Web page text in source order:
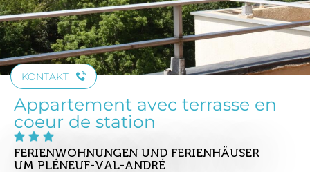
KONTAKT
Appartement avec terrasse en
coeur de station
FERIENWOHNUNGEN UND FERIENHÄUSER
UM PLÉNEUF-VAL-ANDRÉ